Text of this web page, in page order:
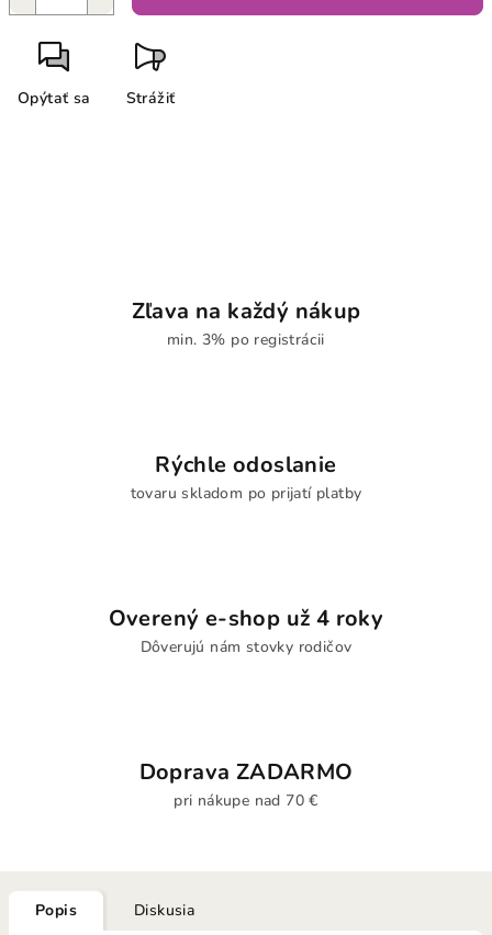
Opýtať sa Strážiť
Zľava na každý nákup
min. 3% po registrácii
Rýchle odoslanie
tovaru skladom po prijatí platby
Overený e-shop už 4 roky
Dôverujú nám stovky rodičov
Doprava ZADARMO
pri nákupe nad 70 €
Popis Diskusia